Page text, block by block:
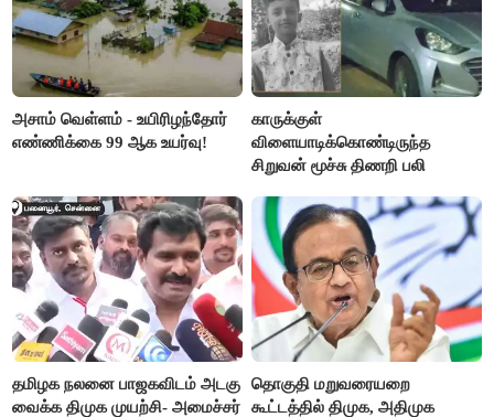
அசாம் வெள்ளம் - உயிரிழந்தோர்
எண்ணிக்கை 99 ஆக உயர்வு!
காருக்குள்
விளையாடிக்கொண்டிருந்த
சிறுவன் மூச்சு திணறி பலி
தமிழக நலனை பாஜகவிடம் அடகு
வைக்க திமுக முயற்சி- அமைச்சர்
தொகுதி மறுவரையறை
கூட்டத்தில் திமுக, அதிமுக